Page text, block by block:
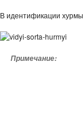
В идентификации
Примечание: